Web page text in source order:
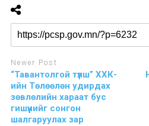
Newer Post
“Тавантолгой түлш” ХХК-
ийн Төлөөлөн удирдах
зөвлөлийн хараат бус
гишүүнийг сонгон
шалгаруулах зар